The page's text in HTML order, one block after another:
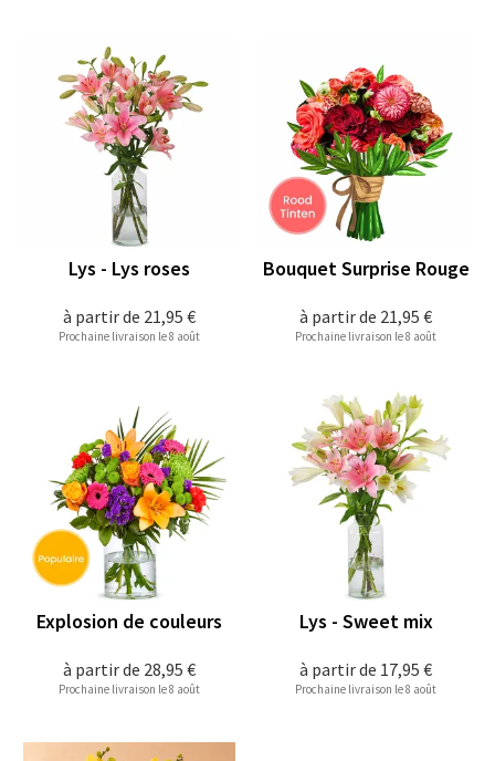
à partir de 21,95 €
Lys - Lys roses
Prochaine livraison le 8 août
à partir de 21,95 €
Bouquet Surprise Rouge
Prochaine livraison le 8 août
à partir de 28,95 €
Explosion de couleurs
Prochaine livraison le 8 août
à partir de 17,95 €
Lys - Sweet mix
Prochaine livraison le 8 août